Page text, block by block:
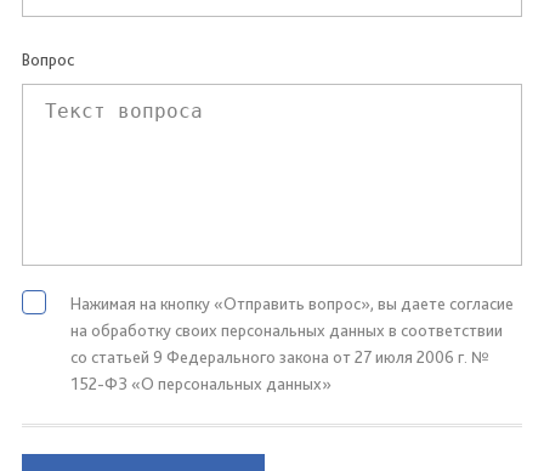
Вопрос
Нажимая на кнопку «Отправить вопрос», вы даете согласие
на обработку своих персональных данных в соответствии
со статьей 9 Федерального закона от 27 июля 2006 г. №
152-ФЗ «О персональных данных»